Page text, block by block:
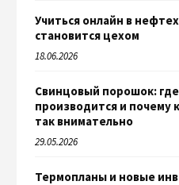
Учиться онлайн в
становится цехом
18.06.2026
Свинцовый порошок:
производится и почему
так внимательно
29.05.2026
Термопланы и новые